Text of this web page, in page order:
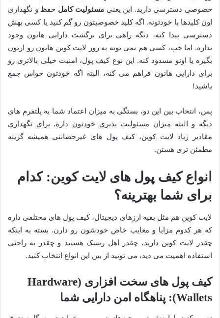
خصوصی دسترسی دارید. این یعنی مسئولیت کامل حفظ و نگهداری
اون کلیدها با خودتونه. اگه کلید خصوصیتون رو گم کنید یا کسی بهش
دسترسی پیدا کنه، دیگه راهی برای برگشت دارایی هاتون وجود
نداره. اما خب، کسی هم نمی تونه به زور لایت کوین هاتون رو ازتون
بگیره یا اونو مسدود کنه. این نوع کیف پول، امنیت خیلی بالاتری رو
برای دارایی هاتون فراهم می کنه، البته اگه خودتون حواس جمع
باشید!
پس، انتخاب بین این دو، بستگی به میزان اعتماد شما به پلتفرم های
دیگه و البته میزان مسئولیت پذیری خودتون داره. برای نگهداری
مقادیر زیاد لایت کوین، کیف پول های غیرحضانتی همیشه گزینه
مطمئن تری هستن.
انواع کیف پول های لایت کوین: کدام
برای شما بهترینه؟
لایت کوین هم مثل بقیه ارزهای دیجیتال، کیف پول های مختلفی داره
که هر کدوم مزایا و معایب خاص خودشون رو دارن. بسته به اینکه
چقدر لایت کوین دارید، چقدر اهل ریسک هستید و چقدر به راحتی
استفاده اهمیت می دید، می تونید از بین این انواع انتخاب کنید.
کیف پول های سخت افزاری (Hardware
Wallets): پناهگاه امن دارایی شما